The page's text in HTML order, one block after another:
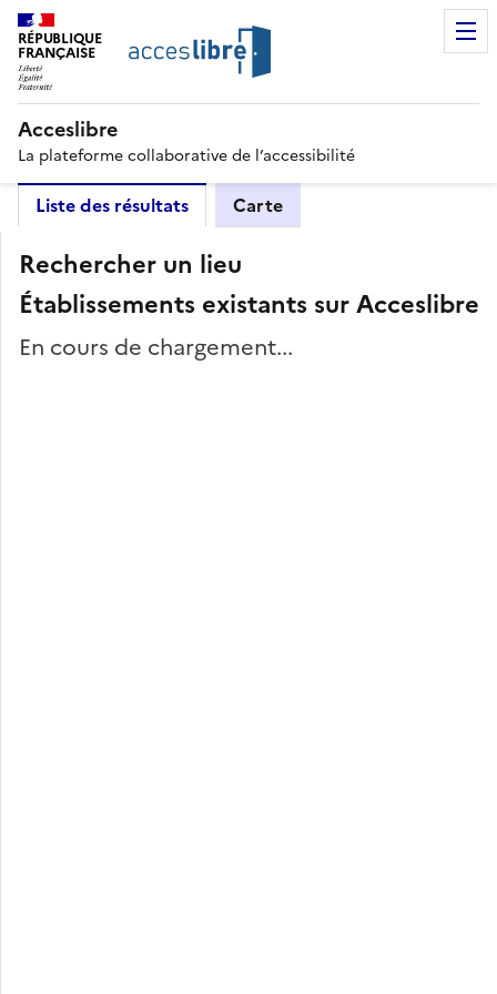
RÉPUBLIQUE
FRANÇAISE
Acceslibre
La plateforme collaborative de l’accessibilité
Liste des résultats Carte
Rechercher un lieu
Établissements existants sur Acceslibre
En cours de chargement...